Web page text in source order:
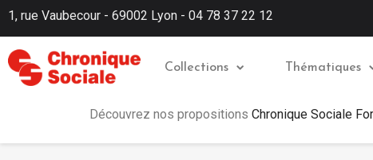
1, rue Vaubecour - 69002 Lyon - 04 78 37 22 12
Collections Thématiques
Découvrez nos propositions Chronique Sociale